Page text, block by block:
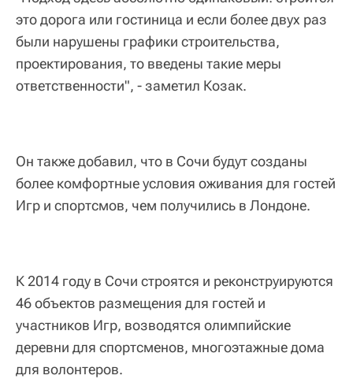
это дорога или гостиница и если более двух раз
были нарушены графики строительства,
проектирования, то введены такие меры
ответственности", - заметил Козак.
Он также добавил, что в Сочи будут созданы
более комфортные условия оживания для гостей
Игр и спортсмов, чем получились в Лондоне.
К 2014 году в Сочи строятся и реконструируются
46 объектов размещения для гостей и
участников Игр, возводятся олимпийские
деревни для спортсменов, многоэтажные дома
для волонтеров.